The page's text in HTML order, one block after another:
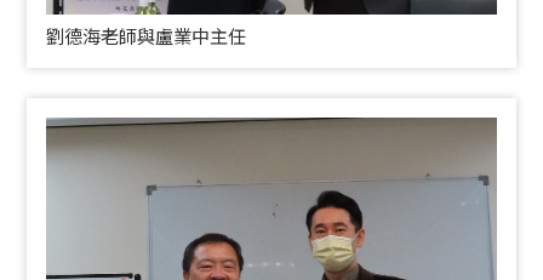
劉德海老師與盧業中主任